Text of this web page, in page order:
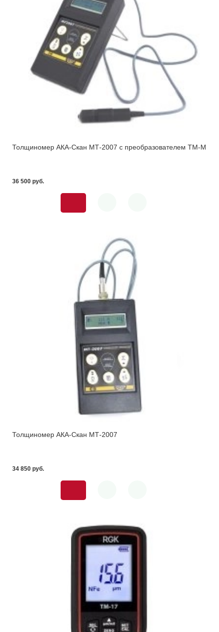
Толщиномер АКА-Скан МТ-2007 с преобразователем ТМ-М
36 500 pуб.
Толщиномер АКА-Скан МТ-2007
34 850 pуб.